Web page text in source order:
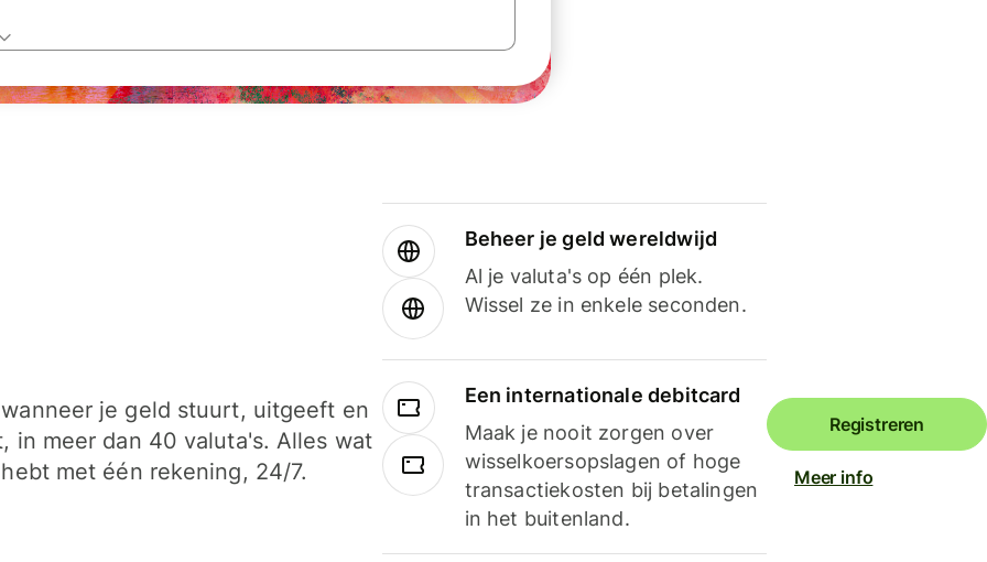
je geld stuurt, uitgeeft en
in meer dan 40 valuta's. Alles wat
met één rekening, 24/7.
Beheer je geld wereldwijd
Al je valuta's op één plek.
Wissel ze in enkele seconden.
Een internationale debitcard
Maak je nooit zorgen over
wisselkoersopslagen of hoge
transactiekosten bij betalingen
in het buitenland.
Registreren
Meer info